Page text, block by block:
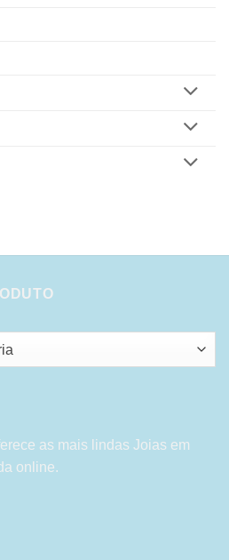
as mais lindas Joias em
online.